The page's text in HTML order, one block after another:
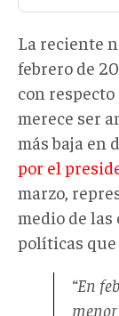
La reciente
febrero de
con
merece ser
más baja en
por el
marzo,
medio de las
políticas
“En